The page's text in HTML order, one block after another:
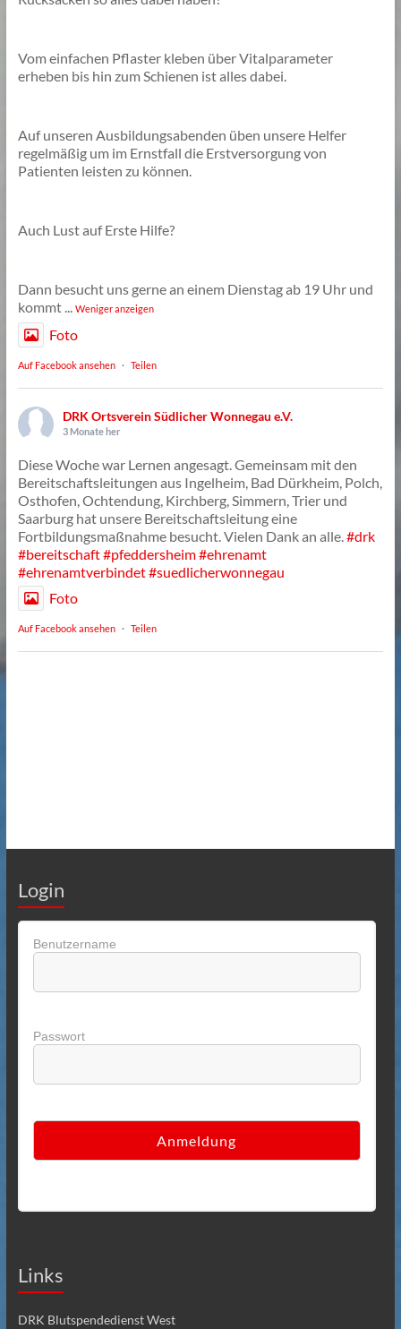
Vom einfachen Pflaster kleben über Vitalparameter
erheben bis hin zum Schienen ist alles dabei.
Auf unseren Ausbildungsabenden üben unsere Helfer
regelmäßig um im Ernstfall die Erstversorgung von
Patienten leisten zu können.
Auch Lust auf Erste Hilfe?
Dann besucht uns gerne an einem Dienstag ab 19 Uhr und
kommt ... Weniger anzeigen
Foto
Auf Facebook ansehen · Teilen
DRK Ortsverein Südlicher Wonnegau e.V.
3 Monate her
Diese Woche war Lernen angesagt. Gemeinsam mit den
Bereitschaftsleitungen aus Ingelheim, Bad Dürkheim, Polch,
Osthofen, Ochtendung, Kirchberg, Simmern, Trier und
Saarburg hat unsere Bereitschaftsleitung eine
Fortbildungsmaßnahme besucht. Vielen Dank an alle.#drk
#bereitschaft#pfeddersheim#ehrenamt
#ehrenamtverbindet#suedlicherwonnegau
Foto
Auf Facebook ansehen · Teilen
Login
Benutzername
Passwort
Links
DRK Blutspendedienst West